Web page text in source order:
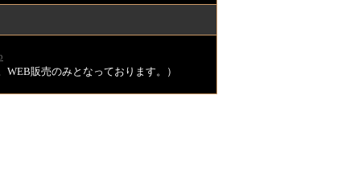
販売のみとなっております。）